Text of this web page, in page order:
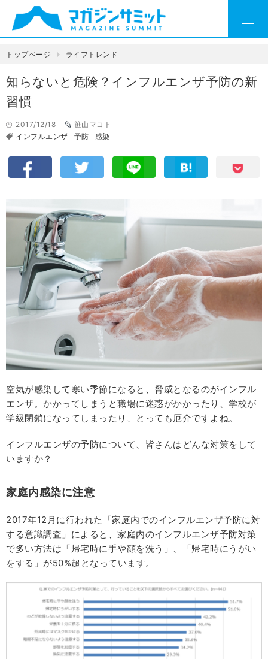
トップページ ライフトレンド
知らないと危険？インフルエンザ予防の新
習慣
2017/12/18
笹山マコト
インフルエンザ
予防 感染
空気が感染して寒い季節になると、脅威となるのがインフル
エンザ。かかってしまうと職場に迷惑がかかったり、学校が
学級閉鎖になってしまったり、とっても厄介ですよね。
インフルエンザの予防について、皆さんはどんな対策をして
いますか？
家庭内感染に注意
2017年12月に行われた「家庭内でのインフルエンザ予防に対
する意識調査」によると、家庭内のインフルエンザ予防対策
で多い方法は「帰宅時に手や顔を洗う」、「帰宅時にうがい
をする」が50%超となっています。